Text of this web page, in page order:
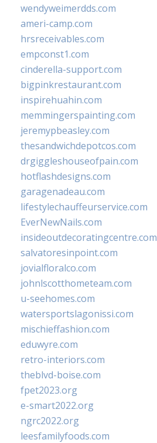
wendyweimerdds.com
ameri-camp.com
hrsreceivables.com
empconst1.com
cinderella-support.com
bigpinkrestaurant.com
inspirehuahin.com
memmingerspainting.com
jeremypbeasley.com
thesandwichdepotcos.com
drgiggleshouseofpain.com
hotflashdesigns.com
garagenadeau.com
lifestylechauffeurservice.com
EverNewNails.com
insideoutdecoratingcentre.com
salvatoresinpoint.com
jovialfloralco.com
johnlscotthometeam.com
u-seehomes.com
watersportslagonissi.com
mischieffashion.com
eduwyre.com
retro-interiors.com
theblvd-boise.com
fpet2023.org
e-smart2022.org
ngrc2022.org
leesfamilyfoods.com